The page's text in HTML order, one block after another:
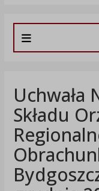
Uchwała
Składu